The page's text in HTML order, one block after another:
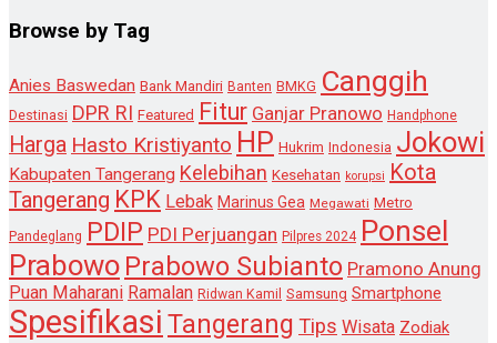
Browse by Tag
Anies Baswedan Bank Mandiri Banten BMKG Canggih
Destinasi DPR RI Featured Fitur Ganjar Pranowo Handphone
Harga Hasto Kristiyanto HP Hukrim Indonesia Jokowi
Kabupaten Tangerang Kelebihan Kesehatan korupsi Kota
Tangerang KPK Lebak Marinus Gea Megawati Metro
Pandeglang PDIP PDI Perjuangan Pilpres 2024 Ponsel
Prabowo Prabowo Subianto Pramono Anung
Puan Maharani Ramalan Ridwan Kamil Samsung Smartphone
Spesifikasi Tangerang Tips Wisata Zodiak